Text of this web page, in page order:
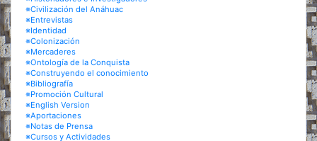
※Civilización del Anáhuac
※Entrevistas
※Identidad
※Colonización
※Mercaderes
※Ontología de la Conquista
※Construyendo el conocimiento
※Bibliografía
※Promoción Cultural
※English Version
※Aportaciones
※Notas de Prensa
※Cursos y Actividades